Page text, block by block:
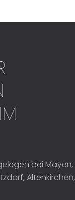
bei Mayen,
Altenkirchen,